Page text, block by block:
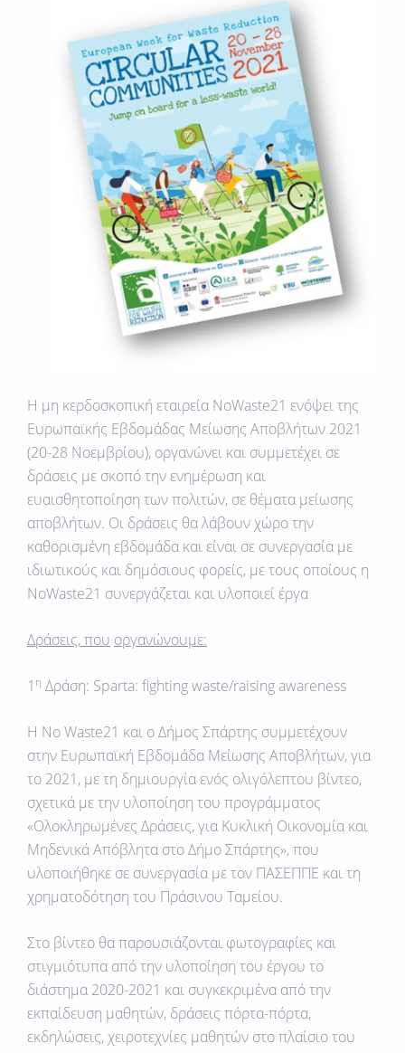
Η μη κερδοσκοπική εταιρεία NoWaste21 ενόψει της
Ευρωπαϊκής Εβδομάδας Μείωσης Αποβλήτων 2021
(20-28 Νοεμβρίου), οργανώνει και συμμετέχει σε
δράσεις με σκοπό την ενημέρωση και
ευαισθητοποίηση των πολιτών, σε θέματα μείωσης
αποβλήτων. Οι δράσεις θα λάβουν χώρο την
καθορισμένη εβδομάδα και είναι σε συνεργασία με
ιδιωτικούς και δημόσιους φορείς, με τους οποίους η
NoWaste21 συνεργάζεται και υλοποιεί έργα
Δράσεις,που οργανώνουμε:
1 η Δράση: Sparta: fighting waste/raising awareness
Η No Waste21 και ο Δήμος Σπάρτης συμμετέχουν
στην Ευρωπαϊκή Εβδομάδα Μείωσης Αποβλήτων, για
το 2021, με τη δημιουργία ενός ολιγόλεπτου βίντεο,
σχετικά με την υλοποίηση του προγράμματος
«Ολοκληρωμένες Δράσεις, για Κυκλική Οικονομία και
Μηδενικά Απόβλητα στο Δήμο Σπάρτης», που
υλοποιήθηκε σε συνεργασία με τον ΠΑΣΕΠΠΕ και τη
χρηματοδότηση του Πράσινου Ταμείου.
Στο βίντεο θα παρουσιάζονται φωτογραφίες και
στιγμιότυπα από την υλοποίηση του έργου το
διάστημα 2020-2021 και συγκεκριμένα από την
εκπαίδευση μαθητών, δράσεις πόρτα-πόρτα,
εκδηλώσεις, χειροτεχνίες μαθητών στο πλαίσιο του